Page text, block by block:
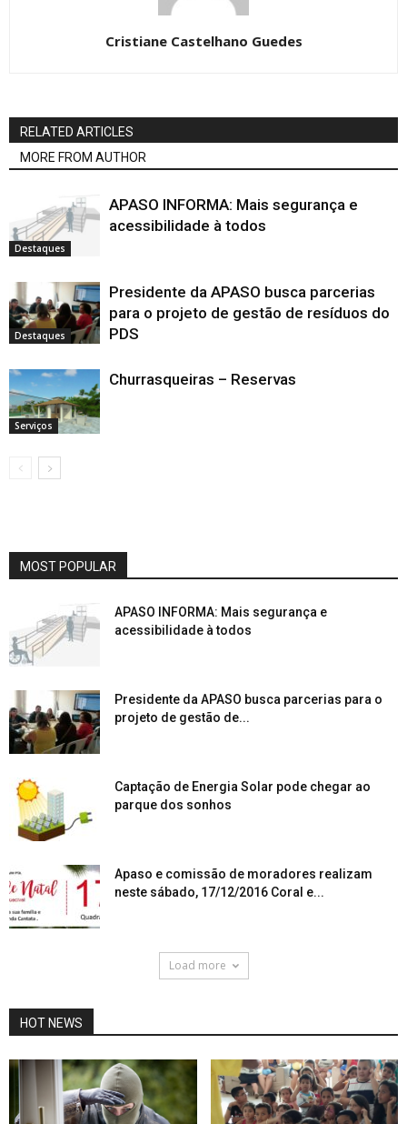
Cristiane Castelhano Guedes
RELATED ARTICLES
MORE FROM AUTHOR
Destaques
APASO INFORMA: Mais segurança e
acessibilidade à todos
Destaques
Presidente da APASO busca parcerias
para o projeto de gestão de resíduos do
PDS
Serviços
Churrasqueiras – Reservas
MOST POPULAR
APASO INFORMA: Mais segurança e
acessibilidade à todos
Presidente da APASO busca parcerias para o
projeto de gestão de...
Captação de Energia Solar pode chegar ao
parque dos sonhos
Apaso e comissão de moradores realizam
neste sábado, 17/12/2016 Coral e...
Load more
HOT NEWS